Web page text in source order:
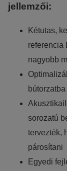
jellemzői:
Kétutas,
referencia
nagyobb
sorozatú
tervezték,
párosítani
Egyedi